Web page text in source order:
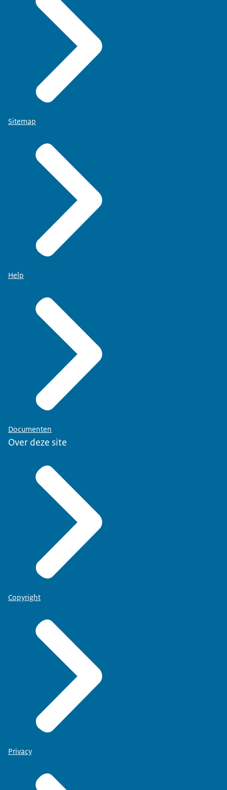
Sitemap
Help
Documenten
Over deze site
Copyright
Privacy